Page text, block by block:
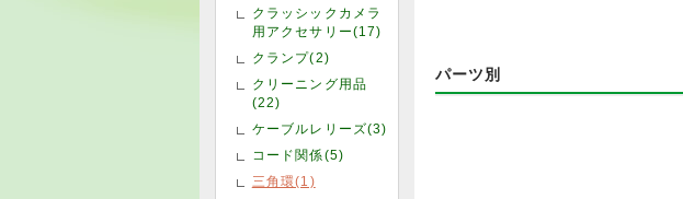
クラッシックカメラ
用アクセサリー(17)
クランプ(2)
クリーニング用品
(22)
ケーブルレリーズ(3)
コード関係(5)
三角環(1)
パーツ別